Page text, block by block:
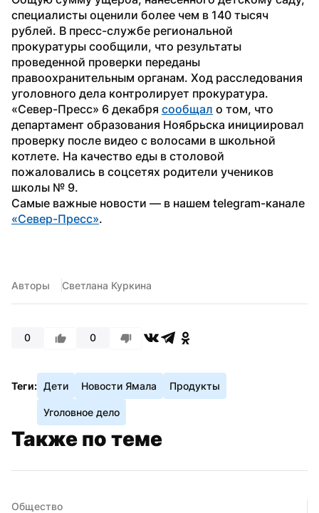
специалисты оценили более чем в 140 тысяч
рублей. В пресс-службе региональной
прокуратуры сообщили, что результаты
проведенной проверки переданы
правоохранительным органам. Ход расследования
уголовного дела контролирует прокуратура.
«Север-Пресс» 6 декабря сообщал о том, что
департамент образования Ноябрьска инициировал
проверку после видео с волосами в школьной
котлете. На качество еды в столовой
пожаловались в соцсетях родители учеников
школы № 9.
«Север-Пресс».
Авторы Светлана Куркина
0 0
Теги: Дети Новости Ямала Продукты
Уголовное дело
Также по теме
Общество